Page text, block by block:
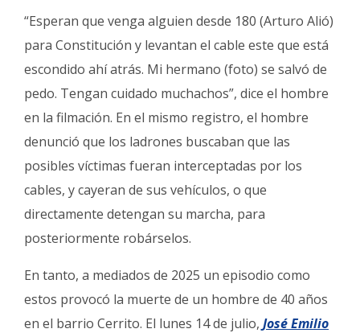
“Esperan que venga alguien desde 180 (Arturo Alió)
para Constitución y levantan el cable este que está
escondido ahí atrás. Mi hermano (foto) se salvó de
pedo. Tengan cuidado muchachos”, dice el hombre
en la filmación. En el mismo registro, el hombre
denunció que los ladrones buscaban que las
posibles víctimas fueran interceptadas por los
cables, y cayeran de sus vehículos, o que
directamente detengan su marcha, para
posteriormente robárselos.
En tanto, a mediados de 2025 un episodio como
estos provocó la muerte de un hombre de 40 años
en el barrio Cerrito. El lunes 14 de julio, José Emilio